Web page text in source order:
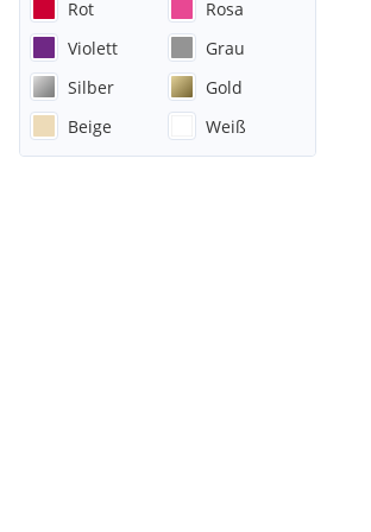
Rot
Rosa
Violett
Grau
Silber
Gold
Beige
Weiß